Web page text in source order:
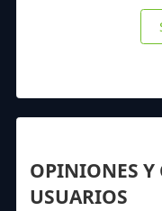
OPINIONES Y
USUARIOS